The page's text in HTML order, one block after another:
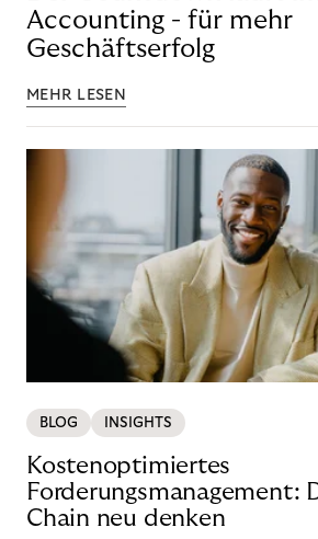
Accounting - für mehr
Geschäftserfolg
MEHR LESEN
BLOG INSIGHTS
Kostenoptimiertes
Forderungsmanagement:
Chain neu denken